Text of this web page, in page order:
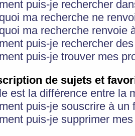
puis-je rechercher
ma recherche ne
ma recherche renvoie
puis-je rechercher
puis-je trouver mes
de sujets et
est la différence entre la
puis-je souscrire à
puis-je supprimer